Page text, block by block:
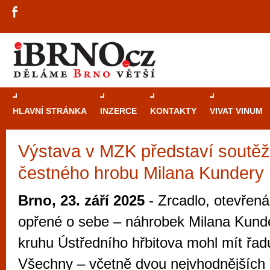
HLAVNÍ STRÁNKA INZERCE KONTAKTY VIVAT VINUM
Výstava v MZK představí
čestného hrobu Milana Kundery
Brno, 23. září 2025 - Zrcadlo,
opřené o sebe – náhrobek Milana
kruhu Ústředního hřbitova mohl mít
Všechny – včetně dvou nejvhodnějších
Průvodce
Brně: Od
Brno je
zajímavé
restaurace,
Mimo jiné je ale také místem, kde si